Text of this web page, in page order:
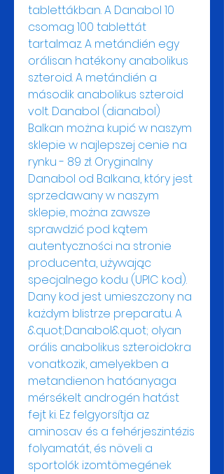
tablettákban. A Danabol 10
csomag 100 tablettát
tartalmaz. A metándién egy
orálisan hatékony anabolikus
szteroid. A metándién a
második anabolikus szteroid
volt. Danabol (dianabol)
Balkan można kupić w naszym
sklepie w najlepszej cenie na
rynku - 89 zł. Oryginalny
Danabol od Balkana, który jest
sprzedawany w naszym
sklepie, można zawsze
sprawdzić pod kątem
autentyczności na stronie
producenta, używając
specjalnego kodu (UPIC kod).
Dany kod jest umieszczony na
każdym blistrze preparatu. A
&quot;Danabol&quot; olyan
orális anabolikus szteroidokra
vonatkozik, amelyekben a
metandienon hatóanyaga
mérsékelt androgén hatást
fejt ki. Ez felgyorsítja az
aminosav és a fehérjeszintézis
folyamatát, és növeli a
sportolók izomtömegének